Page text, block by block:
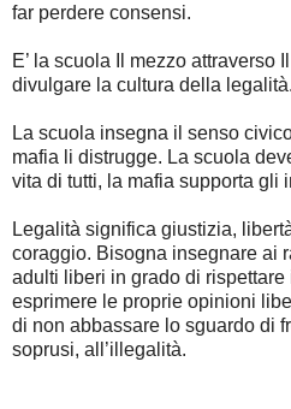
far perdere consensi.
E’ la scuola Il mezzo attraverso
divulgare la cultura della legalità.
La scuola insegna il senso
mafia li distrugge. La scuola
vita di tutti, la mafia supporta gli
Legalità significa giustizia,
coraggio. Bisogna insegnare ai
adulti liberi in grado di
esprimere le proprie opinioni
di non abbassare lo sguardo di
soprusi, all’illegalità.